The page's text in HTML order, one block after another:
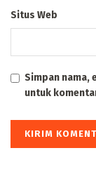
Situs Web
Simpan nama,
untuk